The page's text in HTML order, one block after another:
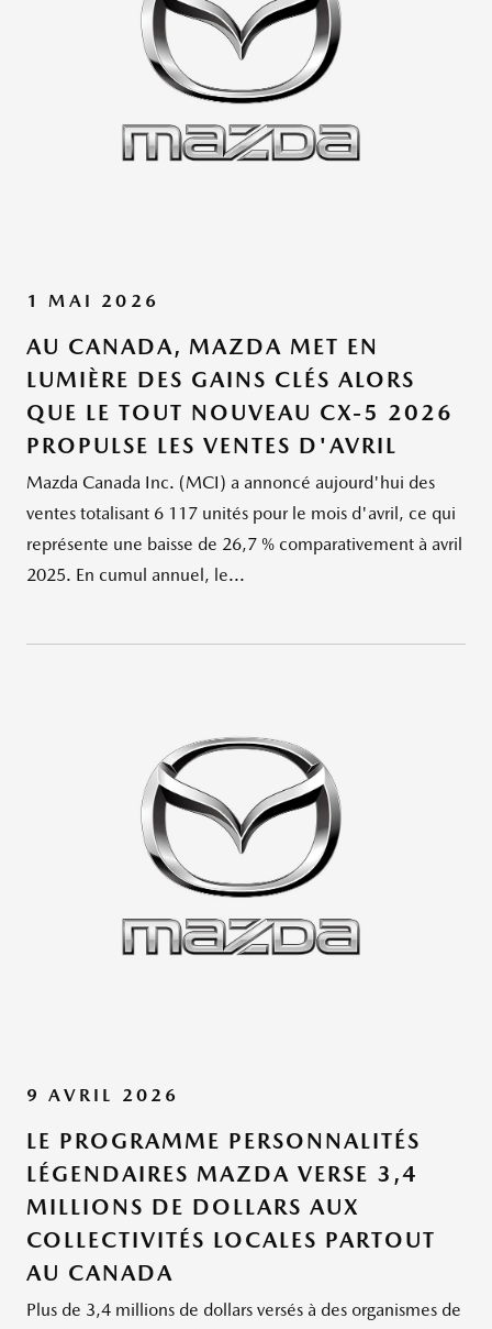
1 MAI 2026
AU CANADA, MAZDA MET EN
LUMIÈRE DES GAINS CLÉS ALORS
QUE LE TOUT NOUVEAU CX-5 2026
PROPULSE LES VENTES D'AVRIL
Mazda Canada Inc. (MCI) a annoncé aujourd'hui des
ventes totalisant 6 117 unités pour le mois d'avril, ce qui
représente une baisse de 26,7 % comparativement à avril
2025. En cumul annuel, le...
9 AVRIL 2026
LE PROGRAMME PERSONNALITÉS
LÉGENDAIRES MAZDA VERSE 3,4
MILLIONS DE DOLLARS AUX
COLLECTIVITÉS LOCALES PARTOUT
AU CANADA
Plus de 3,4 millions de dollars versés à des organismes de